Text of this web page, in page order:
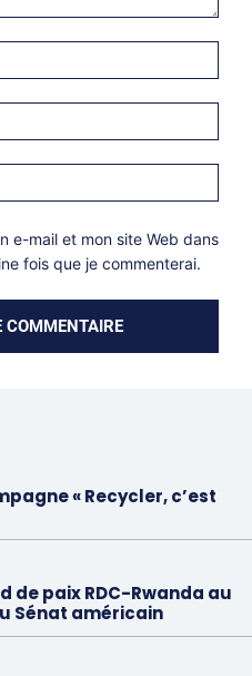
:*
e-mail et mon site Web dans
fois que je commenterai.
« Recycler, c’est
de paix RDC-Rwanda au
Sénat américain